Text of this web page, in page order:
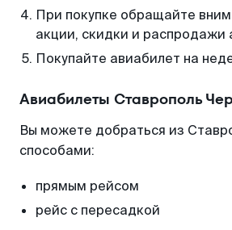
При покупке обращайте
акции, скидки и распродажи
Покупайте авиабилет на
Авиабилеты Ставрополь
Вы можете добраться из
способами:
прямым рейсом
рейс с пересадкой